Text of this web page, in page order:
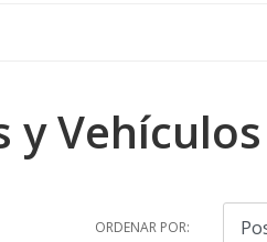
y Vehículos
ORDENAR POR: